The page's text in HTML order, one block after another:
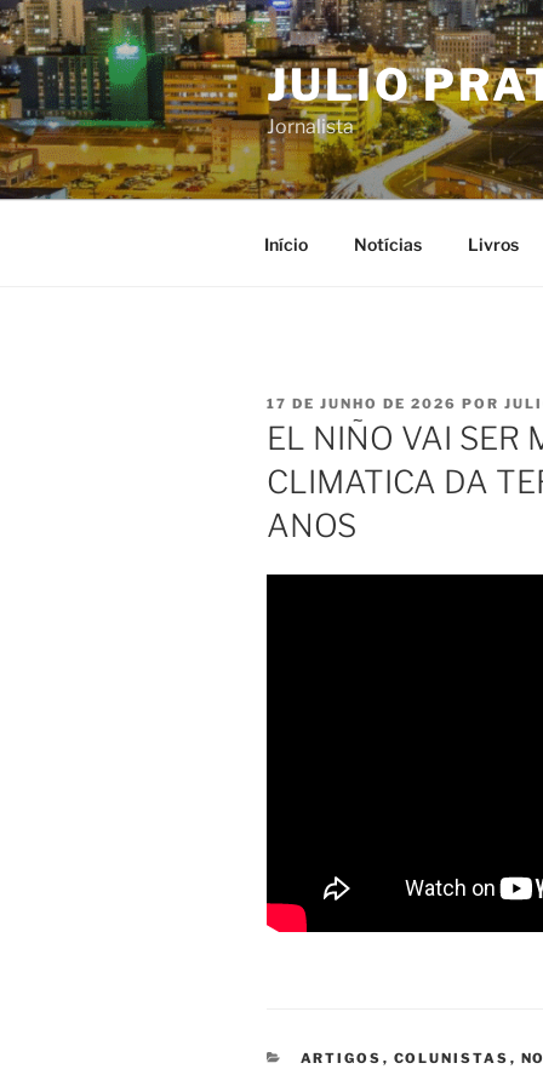
Pular
para
o
conteúdo
JULIO
Jornalista
Início Notícias Livros
PUBLICADO
EM
17 DE JUNHO DE 2026 POR
EL NIÑO VAI SER
CLIMATICA DA
ANOS
CATEGORIAS
ARTIGOS , COLUNISTAS ,